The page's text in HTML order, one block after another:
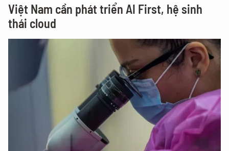
Việt Nam cần phát triển AI First, hệ sinh
thái cloud